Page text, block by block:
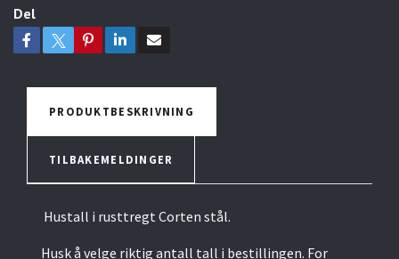
Del
PRODUKTBESKRIVNING
TILBAKEMELDINGER
Hustall i rusttregt Corten stål.
Husk å velge riktig antall tall i bestillingen. For